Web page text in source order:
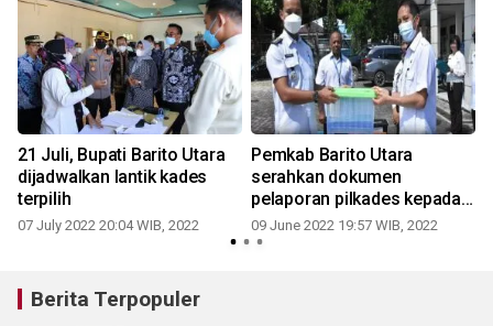
21 Juli, Bupati Barito Utara
dijadwalkan lantik kades
terpilih
07 July 2022 20:04 WIB, 2022
Pemkab Barito Utara
serahkan dokumen
pelaporan pilkades kepada
camat
09 June 2022 19:57 WIB, 2022
Berita Terpopuler